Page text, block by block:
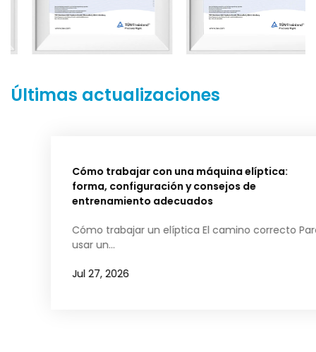
Últimas actualizaciones
Cómo trabajar con una máquina elíptica:
forma, configuración y consejos de
entrenamiento adecuados
Cómo trabajar un elíptica El camino correcto Para
usar un...
Jul 27, 2026